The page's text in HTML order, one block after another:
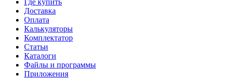
Где купить
Доставка
Оплата
Калькуляторы
Комплектатор
Статьи
Каталоги
Файлы и программы
Приложения